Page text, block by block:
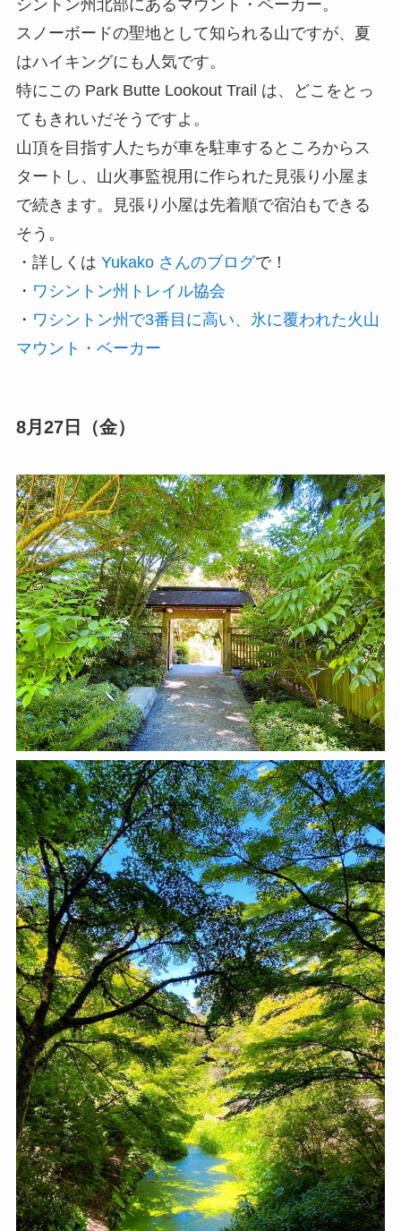
シントン州北部にあるマウント・ベーカー。
スノーボードの聖地として知られる山ですが、夏
はハイキングにも人気です。
特にこの Park Butte Lookout Trail は、どこをとっ
てもきれいだそうですよ。
山頂を目指す人たちが車を駐車するところからス
タートし、山火事監視用に作られた見張り小屋ま
で続きます。見張り小屋は先着順で宿泊もできる
そう。
・詳しくは Yukako さんのブログで！
・ ワシントン州トレイル協会
・ ワシントン州で3番目に高い、氷に覆われた火山
マウント・ベーカー
8月27日（金）